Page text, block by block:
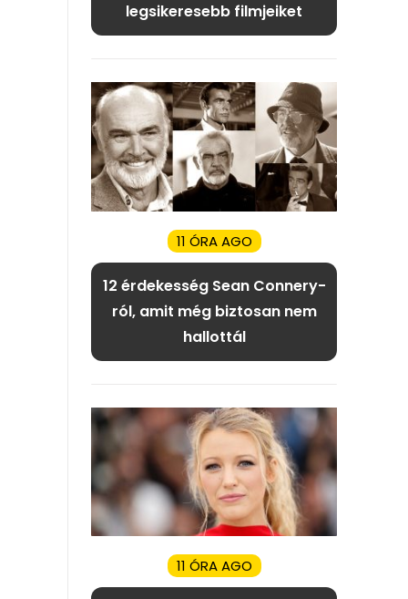
legsikeresebb filmjeiket
11 ÓRA AGO
12 érdekesség Sean Connery-
ról, amit még biztosan nem
hallottál
11 ÓRA AGO